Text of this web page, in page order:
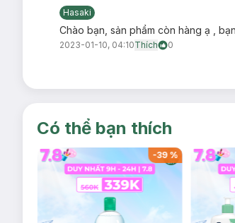
Hasaki
Chào bạn, sản phẩm còn hàng ạ ,
2023-01-10, 04:10Thích 0
Có thể bạn thích
-39%